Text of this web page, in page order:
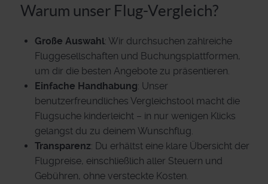
Warum unser Flug-Vergleich?
Große Auswahl: Wir durchsuchen zahlreiche
Fluggesellschaften und Buchungsplattformen,
um dir die besten Angebote zu präsentieren.
Einfache Handhabung: Unser
benutzerfreundliches Vergleichstool macht die
Flugsuche kinderleicht – in nur wenigen Klicks
gelangst du zu deinem Wunschflug.
Transparenz: Du erhältst eine klare Übersicht der
Flugpreise, einschließlich aller Steuern und
Gebühren, ohne versteckte Kosten.